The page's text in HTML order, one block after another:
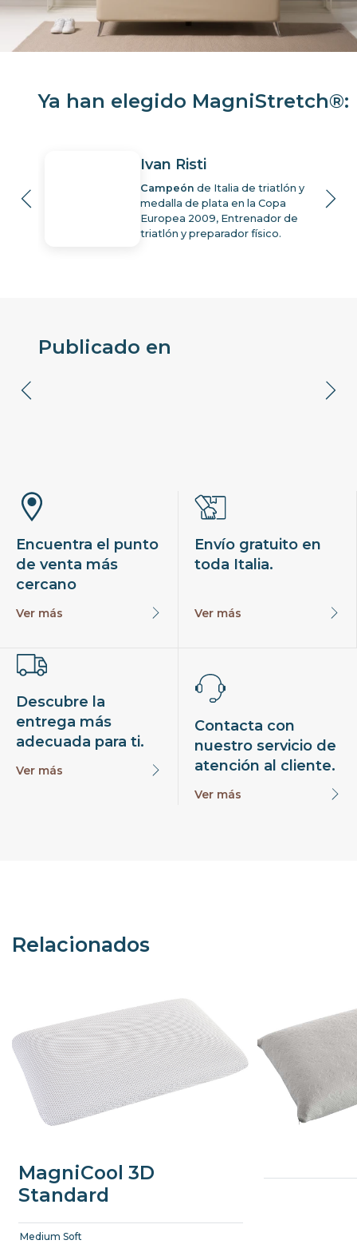
Ya han elegido MagniStretch®:
Ivan Risti
Campeón de Italia de triatlón y
medalla de plata en la Copa
Europea 2009, Entrenador de
triatlón y preparador físico.
Publicado en
Encuentra el punto
de venta más
cercano
Ver más
Envío gratuito en
toda Italia.
Ver más
Descubre la
entrega más
adecuada para ti.
Ver más
Contacta con
nuestro servicio de
atención al cliente.
Ver más
Relacionados
MagniCool 3D
Standard
Medium Soft